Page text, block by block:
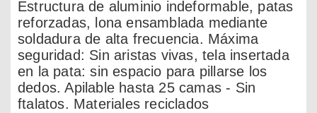
Estructura de aluminio indeformable, patas
reforzadas, lona ensamblada mediante
soldadura de alta frecuencia. Máxima
seguridad: Sin aristas vivas, tela insertada
en la pata: sin espacio para pillarse los
dedos. Apilable hasta 25 camas - Sin
ftalatos. Materiales reciclados